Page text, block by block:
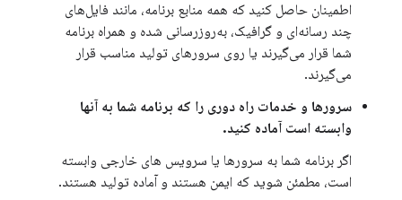
اطمینان حاصل کنید که همه منابع برنامه، مانند فایل‌های
چند رسانه‌ای و گرافیک، به‌روزرسانی شده و همراه برنامه
شما قرار می‌گیرند یا روی سرورهای تولید مناسب قرار
می‌گیرند.
سرورها و خدمات راه دوری را که برنامه شما به آنها
وابسته است آماده کنید.
اگر برنامه شما به سرورها یا سرویس های خارجی وابسته
است، مطمئن شوید که ایمن هستند و آماده تولید هستند.